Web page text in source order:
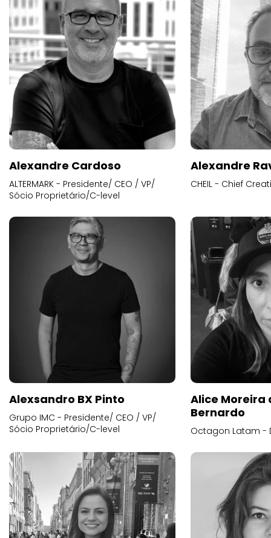
Alexandre Cardoso
ALTERMARK - Presidente/ CEO / VP/
Sócio Proprietário/C-level
Alexandre
CHEIL - Chief
Alexsandro BX Pinto
Grupo IMC - Presidente/ CEO / VP/
Sócio Proprietário/C-level
Alice
Bernardo
Octagon Latam -